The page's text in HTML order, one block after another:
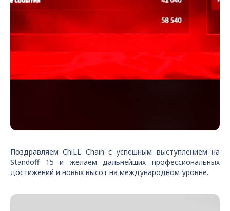
Поздравляем ChiLL Chain с успешным выступлением на
Standoff 15 и желаем дальнейших профессиональных
достижений и новых высот на международном уровне.